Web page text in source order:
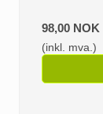
98,00 NOK
(inkl. mva.)